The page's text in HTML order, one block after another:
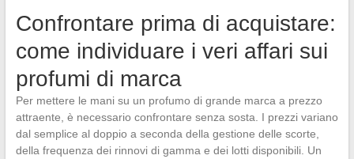
Confrontare prima di acquistare:
come individuare i veri affari sui
profumi di marca
Per mettere le mani su un profumo di grande marca a prezzo
attraente, è necessario confrontare senza sosta. I prezzi variano
dal semplice al doppio a seconda della gestione delle scorte,
della frequenza dei rinnovi di gamma e dei lotti disponibili. Un